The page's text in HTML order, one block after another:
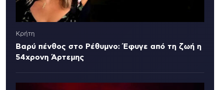
Κρήτη
Βαρύ πένθος στο Ρέθυμνο: Έφυγε από τη ζωή η
54χρονη Άρτεμης